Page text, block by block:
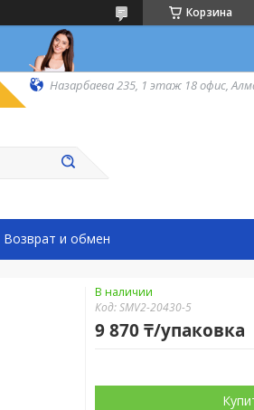
Корзина
Назарбаева 235, 1 этаж 18 офис,
Возврат и обмен
В наличии
Код:SMV2-20430-5
9 870 ₸/упаковка